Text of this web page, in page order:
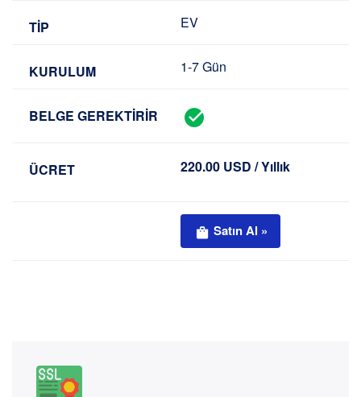
EV
1-7 Gün
220.00 USD / Yıllık
Satın Al »